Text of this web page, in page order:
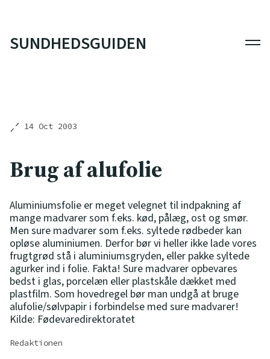
SUNDHEDSGUIDEN
14 Oct 2003
Brug af alufolie
Aluminiumsfolie er meget velegnet til indpakning af
mange madvarer som f.eks. kød, pålæg, ost og smør.
Men sure madvarer som f.eks. syltede rødbeder kan
opløse aluminiumen. Derfor bør vi heller ikke lade vores
frugtgrød stå i aluminiumsgryden, eller pakke syltede
agurker ind i folie. Fakta! Sure madvarer opbevares
bedst i glas, porcelæn eller plastskåle dækket med
plastfilm. Som hovedregel bør man undgå at bruge
alufolie/sølvpapir i forbindelse med sure madvarer!
Kilde: Fødevaredirektoratet
Redaktionen